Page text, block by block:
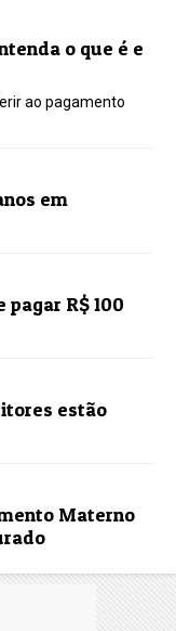
o que é e
ao pagamento
em
pagar R$ 100
estão
Materno